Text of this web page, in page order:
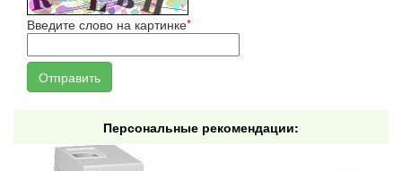
Введите слово на картинке*
Персональные рекомендации: